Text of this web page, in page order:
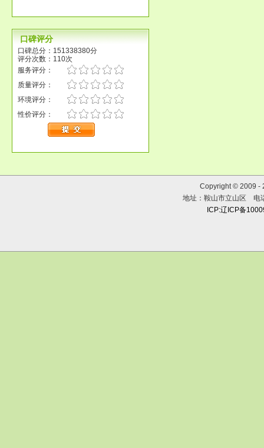
口碑评分
口碑总分：151338380分
评分次数：110次
服务评分：
质量评分：
环境评分：
性价评分：
Copyright © 2009 -
地址：鞍山市立山区
ICP:辽ICP备